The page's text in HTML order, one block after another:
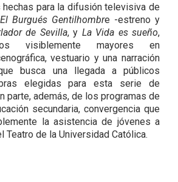
para la difusión televisiva de
El Burgués Gentilhombre -estreno y
de Sevilla, y La Vida es sueño,
visiblemente mayores en
vestuario y una narración
busca una llegada a públicos
elegidas para esta serie de
parte, además, de los programas de
secundaria, convergencia que
la asistencia de jóvenes a
Teatro de la Universidad Católica.